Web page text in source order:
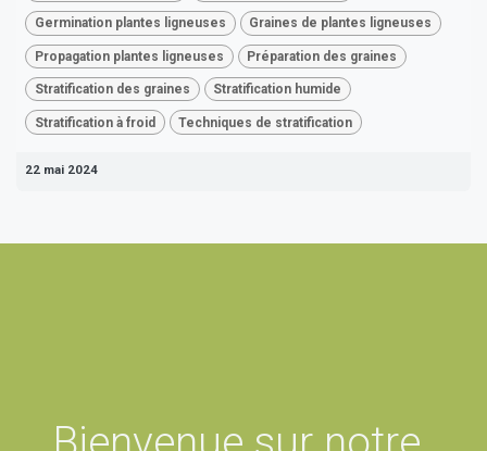
Germination plantes ligneuses Graines de plantes ligneuses
Propagation plantes ligneuses Préparation des graines
Stratification des graines Stratification humide
Stratification à froid Techniques de stratification
22 mai 2024